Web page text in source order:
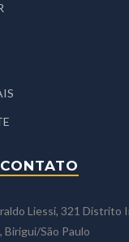
Liessi, 321 Distrito
Birigui/São Paulo